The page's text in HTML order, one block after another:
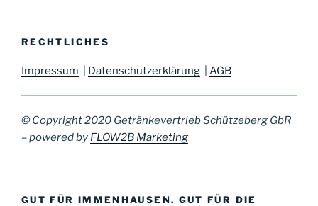
RECHTLICHES
Impressum Datenschutzerklärung AGB
© Copyright 2020 Getränkevertrieb Schützeberg GbR
– powered by FLOW2B Marketing
GUT FÜR IMMENHAUSEN. GUT FÜR DIE